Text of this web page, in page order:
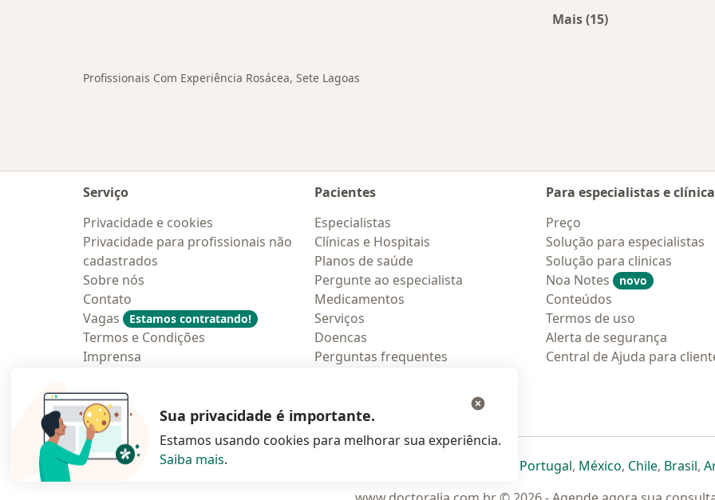
Mais (15)
Profissionais Com Experiência Rosácea, Sete Lagoas
Serviço
Privacidade e cookies
Privacidade para profissionais não
cadastrados
Sobre nós
Contato
Vagas
Estamos contratando!
Termos e Condições
Imprensa
Pacientes
Especialistas
Clínicas e Hospitais
Planos de saúde
Pergunte ao especialista
Medicamentos
Serviços
Doencas
Perguntas frequentes
Para especialistas e
Preço
Solução para especialistas
Solução para clinicas
Noa Notes
novo
Conteúdos
Termos de uso
Alerta de segurança
Central de Ajuda para
Polska abre num novo separadorabre num novo separador
abre num novo separador
Portugalabre num novo
, Méxicoabre num
, Chileabre
, Brasil,
Sua privacidade é importante.
Estamos usando cookies para melhorar sua experiência.
Saiba mais.